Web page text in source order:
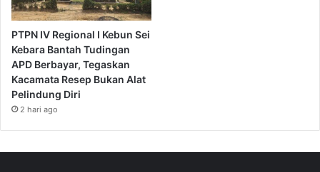
PTPN IV Regional I Kebun Sei
Kebara Bantah Tudingan
APD Berbayar, Tegaskan
Kacamata Resep Bukan Alat
Pelindung Diri
2 hari ago